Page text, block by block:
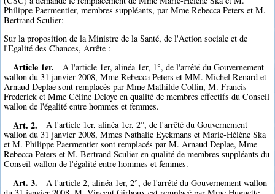
Philippe Paermentier, membres suppléants, par Mme Rebecca Peters et M.
Bertrand Sculier;
Sur la proposition de la Ministre de la Santé, de l'Action sociale et de
l'Egalité des Chances, Arrête :
Article 1er.
A l'article 1er, alinéa 1er, 1°, de l'arrêté du Gouvernement
wallon du 31 janvier 2008, Mme Rebecca Peters et MM. Michel Renard et
Arnaud Deplae sont remplacés par Mme Mathilde Collin, M. Francis
Frederick et Mme Céline Deloye en qualité de membres effectifs du Conseil
wallon de l'égalité entre hommes et femmes.
Art. 2.
A l'article 1er, alinéa 1er, 2°, de l'arrêté du Gouvernement
wallon du 31 janvier 2008, Mmes Nathalie Eyckmans et Marie-Hélène Ska
et M. Philippe Paermentier sont remplacés par M. Arnaud Deplae, Mme
Rebecca Peters et M. Bertrand Sculier en qualité de membres suppléants du
Conseil wallon de l'égalité entre hommes et femmes.
Art. 3.
A l'article 2, alinéa 1er, 2°, de l'arrêté du Gouvernement wallon